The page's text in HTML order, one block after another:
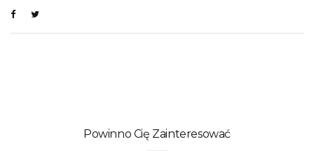
Powinno Cię Zainteresować